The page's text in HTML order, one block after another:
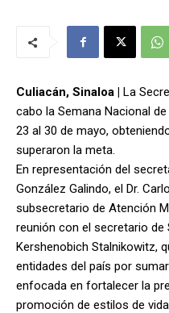
Culiacán, Sinaloa | La
cabo la Semana Nacional
23 al 30 de mayo,
superaron la meta.
En representación del
González Galindo, el Dr.
subsecretario de Atención
reunión con el secretario de
Kershenobich Stalnikowitz,
entidades del país por
enfocada en fortalecer la
promoción de estilos de